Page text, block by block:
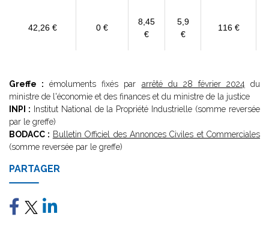
42,26 € 0 €
8,45
€
5,9
€
116 €
Greffe : émoluments fixés par arrêté du 28 février 2024 du
ministre de l'économie et des finances et du ministre de la justice
INPI : Institut National de la Propriété Industrielle (somme reversée
par le greffe)
BODACC : Bulletin Officiel des Annonces Civiles et Commerciales
(somme reversée par le greffe)
PARTAGER